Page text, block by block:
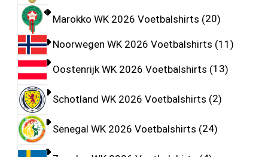
Marokko WK 2026 Voetbalshirts 20
Noorwegen WK 2026 Voetbalshirts 11
Oostenrijk WK 2026 Voetbalshirts 13
Schotland WK 2026 Voetbalshirts 2
Senegal WK 2026 Voetbalshirts 24